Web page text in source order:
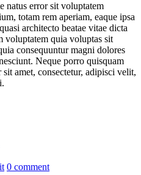
natus error sit voluptatem
totam rem aperiam, eaque ipsa
architecto beatae vitae dicta
voluptatem quia voluptas sit
consequuntur magni dolores
Neque porro quisquam
amet, consectetur, adipisci velit,
0 comment